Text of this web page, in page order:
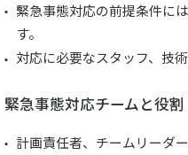
緊急事態対応の前提条件に
す。
対応に必要なスタッフ、技
急事態対応チームと役割
計画責任者、チームリーダ